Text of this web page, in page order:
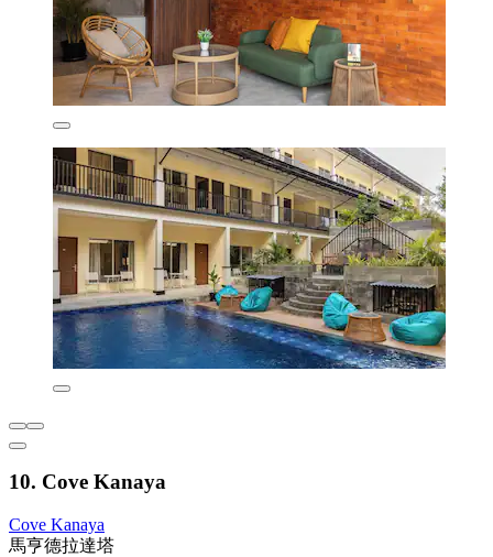
10. Cove Kanaya
Cove Kanaya
馬亨德拉達塔